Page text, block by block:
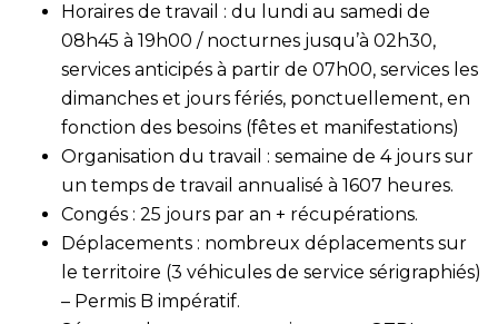
Horaires de travail : du lundi au samedi de
08h45 à 19h00 / nocturnes jusqu’à 02h30,
services anticipés à partir de 07h00, services les
dimanches et jours fériés, ponctuellement, en
fonction des besoins (fêtes et manifestations)
Organisation du travail : semaine de 4 jours sur
un temps de travail annualisé à 1607 heures.
Congés : 25 jours par an + récupérations.
Déplacements : nombreux déplacements sur
le territoire (3 véhicules de service sérigraphiés)
– Permis B impératif.